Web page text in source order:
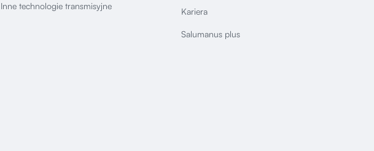
Inne technologie transmisyjne
Kariera
Salumanus plus